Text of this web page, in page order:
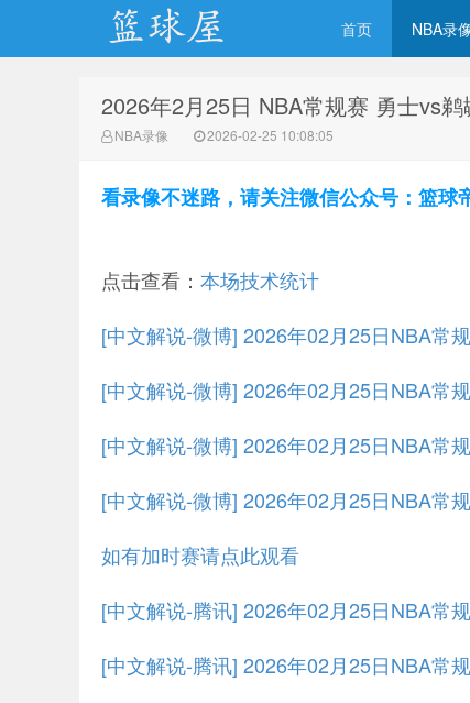
NBA录像网
首页 NBA录
2026年2月25日 NBA常规赛 勇士vs
NBA录像 2026-02-25 10:08:05
看录像不迷路，请关注微信公众号：篮
点击查看： 本场技术统计
[中文解说-微博] 2026年02月25日NBA常
[中文解说-微博] 2026年02月25日NBA常
[中文解说-微博] 2026年02月25日NBA常
[中文解说-微博] 2026年02月25日NBA常
如有加时赛请点此观看
[中文解说-腾讯] 2026年02月25日NBA常
[中文解说-腾讯] 2026年02月25日NBA常